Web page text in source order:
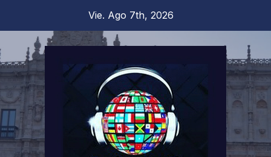
contenido
Vie. Ago 7th, 2026